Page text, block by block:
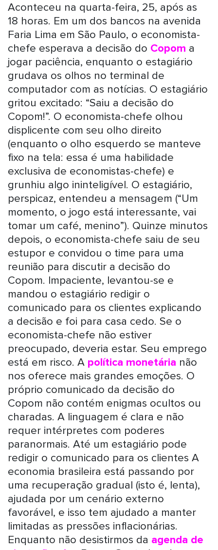
Aconteceu na quarta-feira, 25, após as
18 horas. Em um dos bancos na avenida
Faria Lima em São Paulo, o economista-
chefe esperava a decisão do Copom a
jogar paciência, enquanto o estagiário
grudava os olhos no terminal de
computador com as notícias. O estagiário
gritou excitado: “Saiu a decisão do
Copom!”. O economista-chefe olhou
displicente com seu olho direito
(enquanto o olho esquerdo se manteve
fixo na tela: essa é uma habilidade
exclusiva de economistas-chefe) e
grunhiu algo ininteligível. O estagiário,
perspicaz, entendeu a mensagem (“Um
momento, o jogo está interessante, vai
tomar um café, menino”). Quinze minutos
depois, o economista-chefe saiu de seu
estupor e convidou o time para uma
reunião para discutir a decisão do
Copom. Impaciente, levantou-se e
mandou o estagiário redigir o
comunicado para os clientes explicando
a decisão e foi para casa cedo. Se o
economista-chefe não estiver
preocupado, deveria estar. Seu emprego
está em risco. A política monetária não
nos oferece mais grandes emoções. O
próprio comunicado da decisão do
Copom não contém enigmas ocultos ou
charadas. A linguagem é clara e não
requer intérpretes com poderes
paranormais. Até um estagiário pode
redigir o comunicado para os clientes A
economia brasileira está passando por
uma recuperação gradual (isto é, lenta),
ajudada por um cenário externo
favorável, e isso tem ajudado a manter
limitadas as pressões inflacionárias.
Enquanto não desistirmos da agenda de